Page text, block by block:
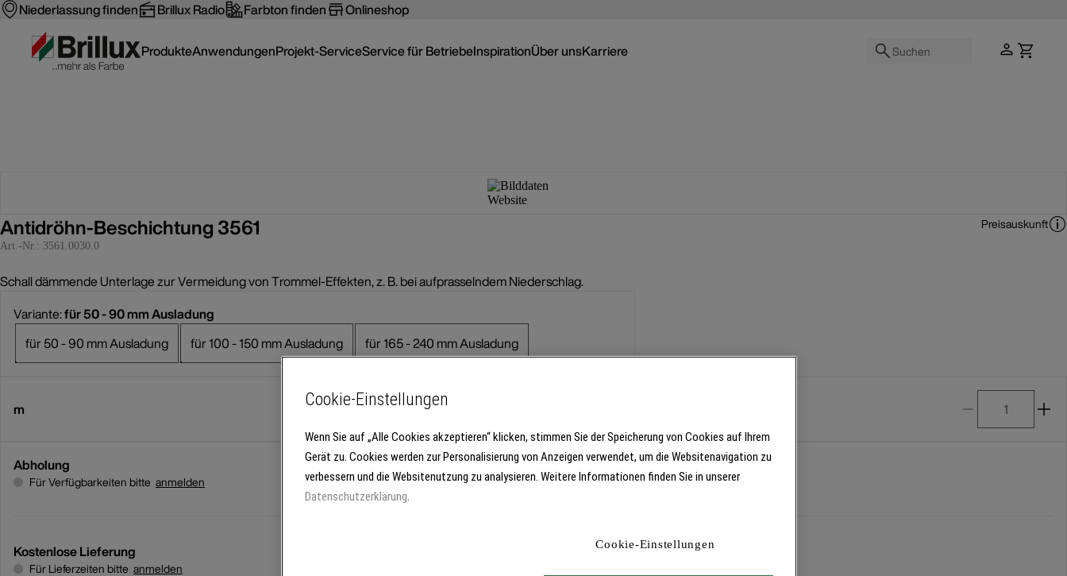
Niederlassung finden Brillux Radio Farbton finden Onlineshop
Suchen
ProdukteAnwendungenProjekt-ServiceService für BetriebeInspirationÜber unsKarriere
Antidröhn-Beschichtung 3561
Art.-Nr.: 3561.0030.0
Preisauskunft
Schall dämmende Unterlage zur Vermeidung von Trommel-Effekten, z. B. bei aufprasselndem Niederschlag.
Variante:für 50 - 90 mm Ausladung
für 50 - 90 mm Ausladung
für 100 - 150 mm Ausladung für 165 - 240 mm Ausladung
m
Abholung
Für Verfügbarkeiten bitte anmelden
Kostenlose Lieferung
Für Lieferzeiten bitte anmelden
Cookie-Einstellungen
Wenn Sie auf „Alle Cookies akzeptieren“ klicken, stimmen Sie der Speicherung von Cookies auf Ihrem
Gerät zu. Cookies werden zur Personalisierung von Anzeigen verwendet, um die Websitenavigation zu
verbessern und die Websitenutzung zu analysieren. Weitere Informationen finden Sie in unserer
Datenschutzerklärung.
Cookie-Einstellungen